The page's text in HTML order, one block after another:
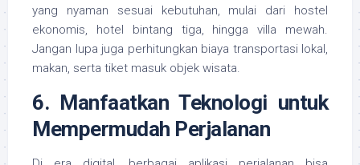
yang nyaman sesuai kebutuhan, mulai dari hostel
ekonomis, hotel bintang tiga, hingga villa mewah.
Jangan lupa juga perhitungkan biaya transportasi lokal,
makan, serta tiket masuk objek wisata.
6. Manfaatkan Teknologi untuk
Mempermudah Perjalanan